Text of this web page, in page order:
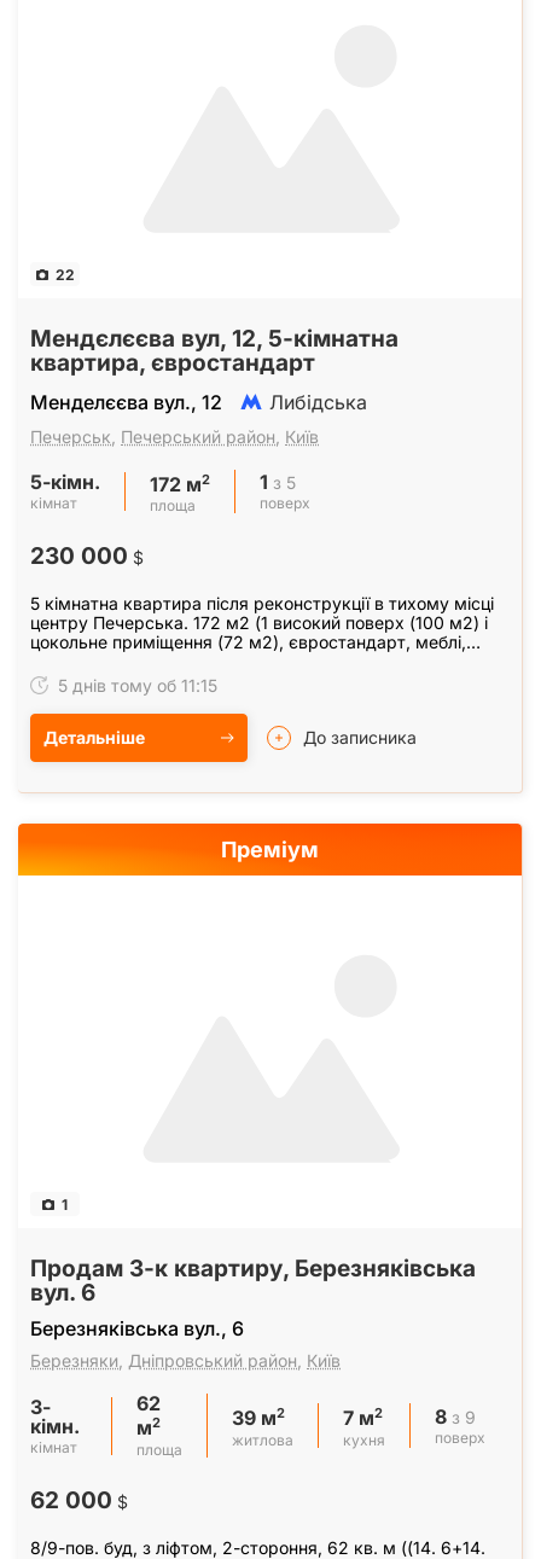
22
Мендєлєєва вул, 12, 5-кімнатна
квартира, євростандарт
Менделєєва вул., 12 Либідська
Печерськ Печерський район Київ
5-кімн.
кімнат
172 м2
площа
1 з 5
поверх
230 000 $
5 кімнатна квартира після реконструкції в тихому місці
центру Печерська. 172 м2 (1 високий поверх (100 м2) і
цокольне приміщення (72 м2), євростандарт, меблі,
5 днів тому об 11:15
Детальніше До записника
1
Продам 3-к квартиру, Березняківська
вул. 6
Березняківська вул., 6
Березняки Дніпровський район Київ
3-
кімн.
кімнат
62
м2
площа
39 м2
житлова
7 м2
кухня
8 з 9
поверх
62 000 $
8/9-пов. буд, з ліфтом, 2-стороння, 62 кв. м ((14. 6+14.
Преміум